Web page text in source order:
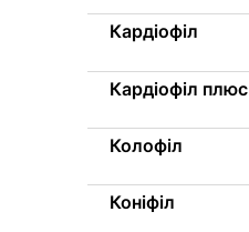
Кардіофіл
Кардіофіл плюс
Колофіл
Коніфіл